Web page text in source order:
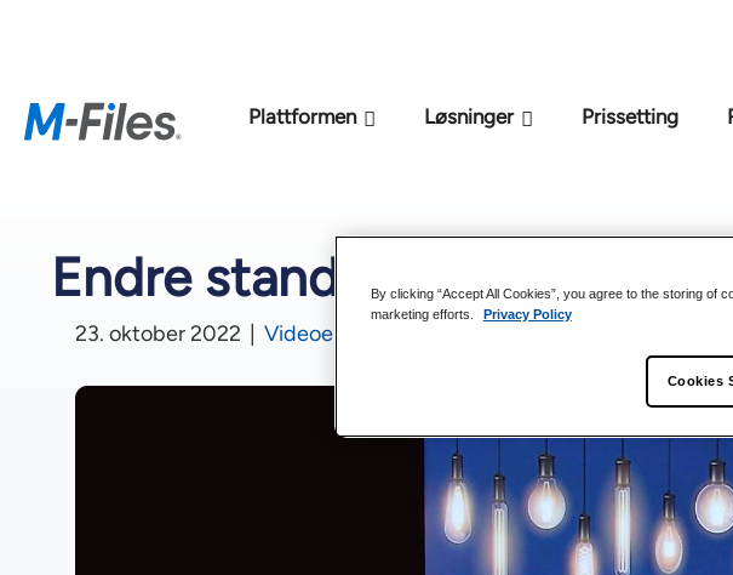
Plattformen Løsninger Prissetting
Endre standard
23. oktober 2022 Videoer
Ny M-Files AI-
By clicking “Accept All Cookies”, you agree to the storing of
marketing efforts.
Privacy Policy
Cookies